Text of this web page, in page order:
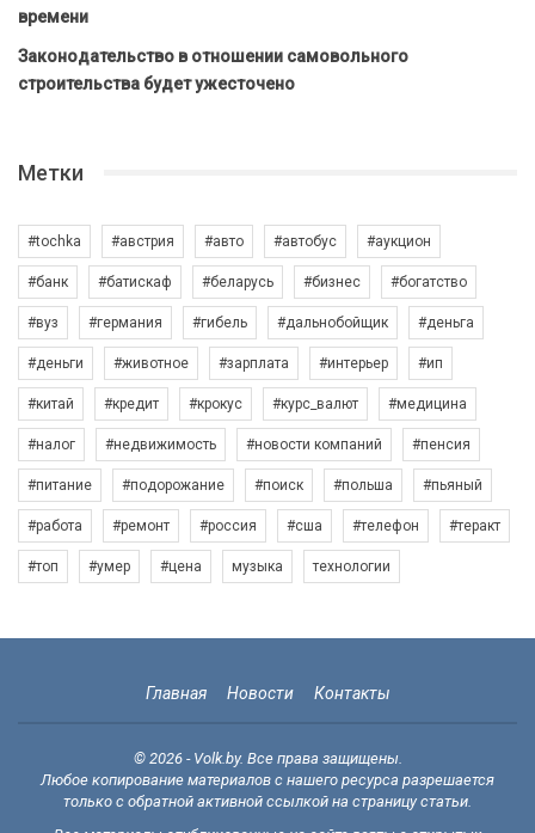
времени
Законодательство в отношении самовольного
строительства будет ужесточено
Метки
#tochka #австрия #авто #автобус #аукцион
#банк #батискаф #беларусь #бизнес #богатство
#вуз #германия #гибель #дальнобойщик #деньга
#деньги #животное #зарплата #интерьер #ип
#китай #кредит #крокус #курс_валют #медицина
#налог #недвижимость #новости компаний #пенсия
#питание #подорожание #поиск #польша #пьяный
#работа #ремонт #россия #сша #телефон #теракт
#топ #умер #цена музыка технологии
Главная Новости Контакты
© 2026 - Volk.by. Все права защищены.
Любое копирование материалов с нашего ресурса разрешается
только с обратной активной ссылкой на страницу статьи.